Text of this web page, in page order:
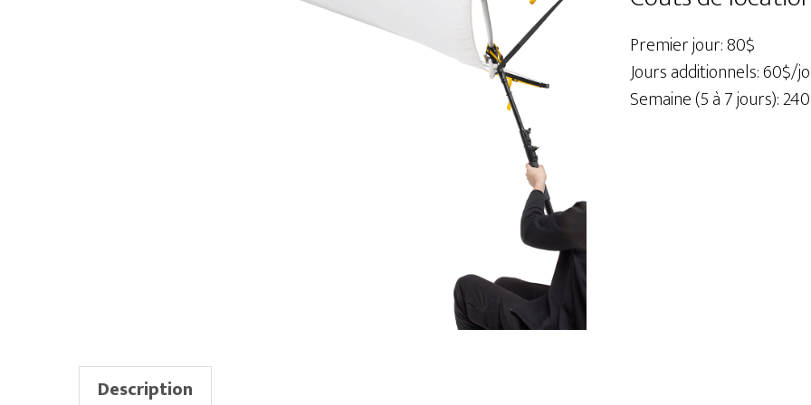
6'
x
8'
Premier jour: 80$
Jours additionnels: 60$/
Semaine (5 à 7 jours):
Description